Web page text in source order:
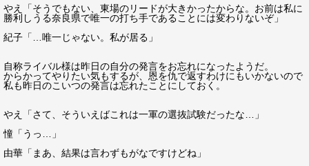
やえ「そうでもない、東場のリードが大きかったからな。お前は私に
勝利しうる奈良県で唯一の打ち手であることには変わりないぞ」
紀子「…唯一じゃない。私が居る」
自称ライバル様は昨日の自分の発言をお忘れになったようだ。
からかってやりたい気もするが、恩を仇で返すわけにもいかないので
私も昨日のこいつの発言は忘れたことにしておく。
やえ「さて、そういえばこれは一軍の選抜試験だったな…」
憧「うっ…」
由華「まあ、結果は言わずもがなですけどね」